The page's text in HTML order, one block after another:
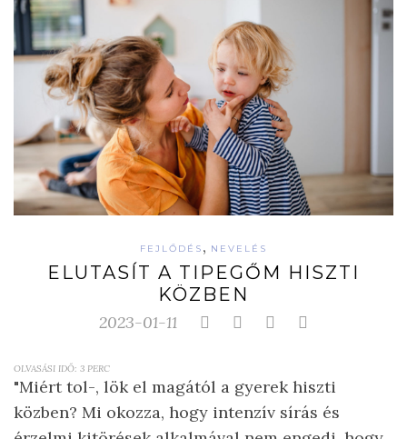
FEJLŐDÉS , NEVELÉS
ELUTASÍT A TIPEGŐM HISZTI
KÖZBEN
2023-01-11
OLVASÁSI IDŐ: 3 PERC
"Miért tol-, lök el magától a gyerek hiszti
közben? Mi okozza, hogy intenzív sírás és